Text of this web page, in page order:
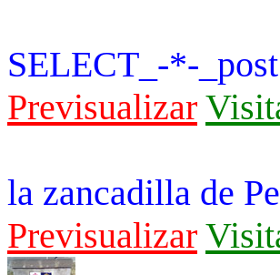
SELECT_-*-_post
Previsualizar
la zancadilla de
Previsualizar